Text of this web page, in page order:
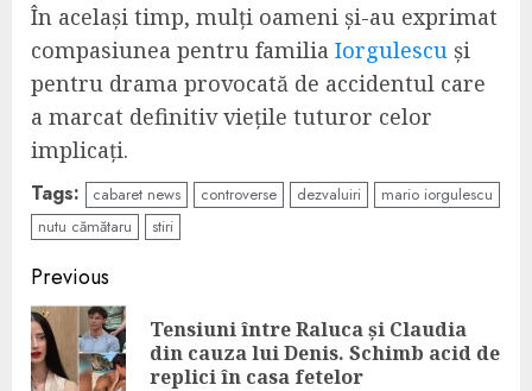
În același timp, mulți oameni și-au exprimat
compasiunea pentru familia Iorgulescu și
pentru drama provocată de accidentul care
a marcat definitiv viețile tuturor celor
implicați.
Tags: cabaret news controverse dezvaluiri
mario iorgulescu
nutu cămătaru
stiri
Continue
Reading
Previous
Tensiuni între Raluca și Claudia
din cauza lui Denis. Schimb acid de
replici în casa fetelor